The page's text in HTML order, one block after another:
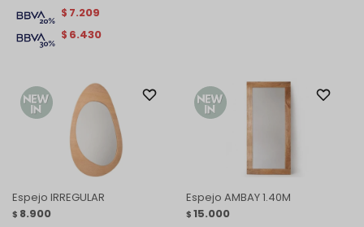
$ 6.430
$ 7.209
Espejo IRREGULAR
$ 8.900
Espejo AMBAY 1.40M
$ 15.000